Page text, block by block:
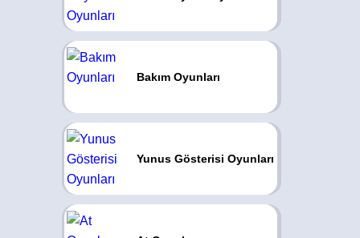
Bakım Oyunları
Yunus Gösterisi Oyunları